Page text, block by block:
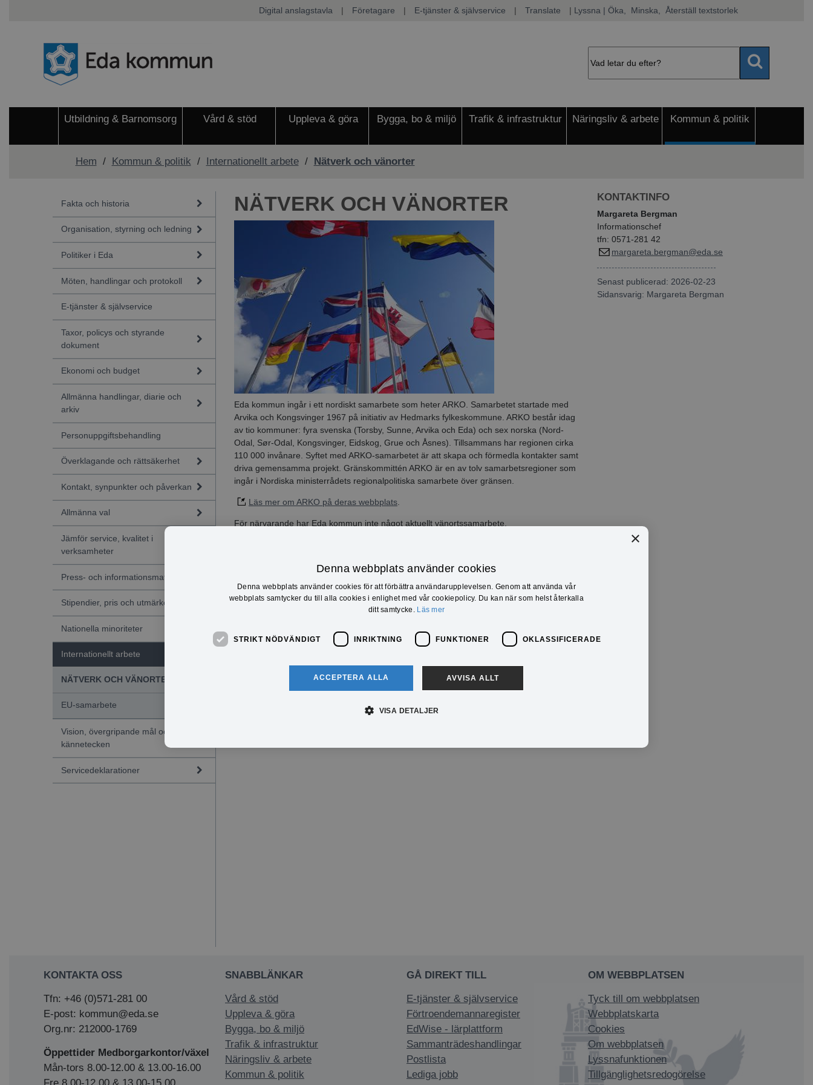
Digital anslagstavla | Företagare | E-tjänster & självservice | Translate | Lyssna | Öka, Minska, Återställ textstorlek
Utbildning & Barnomsorg Vård & stöd Uppleva & göra Bygga, bo & miljö Trafik & infrastruktur Näringsliv & arbete Kommun & politik
Hem / Kommun & politik / Internationellt arbete / Nätverk och vänorter
Fakta och historia
Organisation, styrning och ledning
Politiker i Eda
Möten, handlingar och protokoll
E-tjänster & självservice
Taxor, policys och styrande
dokument
Ekonomi och budget
Allmänna handlingar, diarie och
arkiv
Personuppgiftsbehandling
Överklagande och rättsäkerhet
Kontakt, synpunkter och påverkan
Allmänna val
Jämför service, kvalitet i
verksamheter
Press- och informationsmaterial
Stipendier, pris och utmärkelser
Nationella minoriteter
Internationellt arbete
NÄTVERK OCH VÄNORTER
EU-samarbete
Vision, övergripande mål och
kännetecken
Servicedeklarationer
NÄTVERK OCH VÄNORTER
Eda kommun ingår i ett nordiskt samarbete som heter ARKO. Samarbetet startade med
Arvika och Kongsvinger 1967 på initiativ av Hedmarks fylkeskommune. ARKO består idag
av tio kommuner: fyra svenska (Torsby, Sunne, Arvika och Eda) och sex norska (Nord-
Odal, Sør-Odal, Kongsvinger, Eidskog, Grue och Åsnes). Tillsammans har regionen cirka
110 000 invånare. Syftet med ARKO-samarbetet är att skapa och förmedla kontakter samt
driva gemensamma projekt. Gränskommittén ARKO är en av tolv samarbetsregioner som
ingår i Nordiska ministerrådets regionalpolitiska samarbete över gränsen.
Läs mer om ARKO på deras webbplats
För närvarande har Eda kommun inte något aktuellt vänortssamarbete.
KONTAKTINFO
Margareta Bergman
Informationschef
tfn: 0571-281 42
margareta.bergman@eda.se
Senast publicerad: 2026-02-23
Sidansvarig: Margareta Bergman
KONTAKTA OSS
Tfn: +46 (0)571-281 00
E-post: kommun@eda.se
Org.nr: 212000-1769
Öppettider Medborgarkontor/växel
Mån-tors 8.00-12.00 & 13.00-16.00
SNABBLÄNKAR
Vård & stöd
Uppleva & göra
Bygga, bo & miljö
Trafik & infrastruktur
Näringsliv & arbete
Kommun & politik
GÅ DIREKT TILL
E-tjänster & självservice
Förtroendemannaregister
EdWise - lärplattform
Sammanträdeshandlingar
Postlista
Lediga jobb
OM WEBBPLATSEN
Tyck till om webbplatsen
Webbplatskarta
Cookies
Om webbplatsen
Lyssnafunktionen
Tillgänglighetsredogörelse
×
Denna webbplats använder cookies
Denna webbplats använder cookies för att förbättra användarupplevelsen. Genom att använda vår
webbplats samtycker du till alla cookies i enlighet med vår cookiepolicy. Du kan när som helst återkalla
ditt samtycke. Läs mer
STRIKT NÖDVÄNDIGT INRIKTNING FUNKTIONER OKLASSIFICERADE
ACCEPTERA ALLA AVVISA ALLT
VISA DETALJER